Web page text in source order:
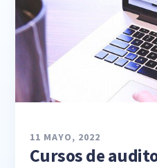
11 MAYO, 2022
Cursos de